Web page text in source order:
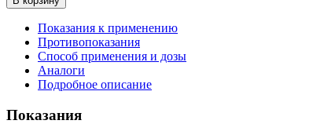
Показания к применению
Противопоказания
Способ применения и дозы
Аналоги
Подробное описание
Показания